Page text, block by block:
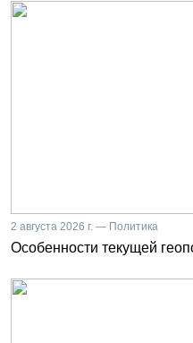
2 августа 2026 г. — Политика
Особенности текущей